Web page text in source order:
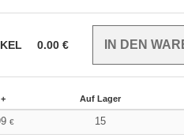
0.00 €
Auf Lager
€ 15